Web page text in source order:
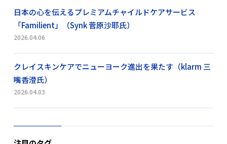
日本の心を伝えるプレミアムチャイルドケアサービス
「Familient」（Synk 菅原沙耶氏）
2026.04.06
クレイスキンケアでニューヨーク進出を果たす（klarm 三
嘴香澄氏）
2026.04.03